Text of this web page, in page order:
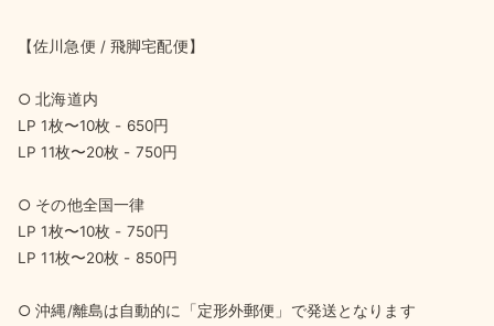
【佐川急便 / 飛脚宅配便】
○ 北海道内
LP 1枚〜10枚 - 650円
LP 11枚〜20枚 - 750円
○ その他全国一律
LP 1枚〜10枚 - 750円
LP 11枚〜20枚 - 850円
○ 沖縄/離島は自動的に「定形外郵便」で発送となります